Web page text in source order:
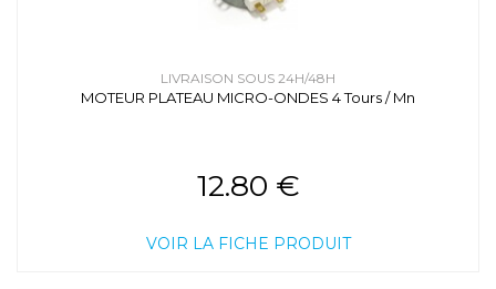
LIVRAISON SOUS 24H/48H
MOTEUR PLATEAU MICRO-ONDES 4 Tours / Mn
12.80 €
VOIR LA FICHE PRODUIT